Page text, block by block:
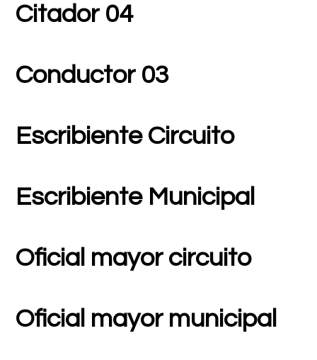
Citador 04
Conductor 03
Escribiente Circuito
Escribiente Municipal
Oficial mayor circuito
Oficial mayor municipal